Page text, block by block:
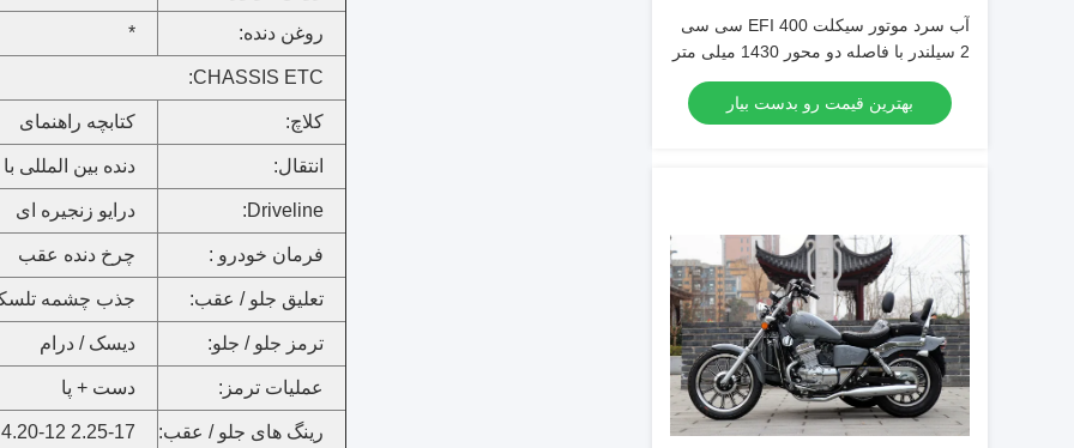
آب سرد موتور سیکلت EFI 400 سی سی
2 سیلندر با فاصله دو محور 1430 میلی متر
بهترین قیمت رو بدست بیار
روغن دنده: *
CHASSIS ETC:
کلاچ: کتابچه راهنمای
انتقال: دنده بین المللی
Driveline: درایو زنجیره ای
فرمان خودرو : چرخ دنده عقب
تعلیق جلو / عقب: جذب چشمه
ترمز جلو / جلو: دیسک / درام
عملیات ترمز: دست + پا
رینگ های جلو / عقب: 2.25-17 4.20-12